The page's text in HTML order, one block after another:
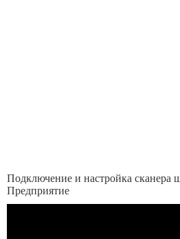
Подключение и настройка сканера
Предприятие